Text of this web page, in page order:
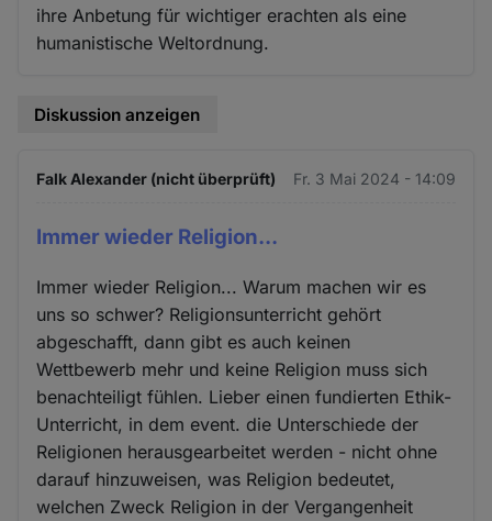
ihre Anbetung für wichtiger erachten als eine
humanistische Weltordnung.
Diskussion anzeigen
Falk Alexander (nicht überprüft) Fr. 3 Mai 2024 - 14:09
Immer wieder Religion...
Immer wieder Religion... Warum machen wir es
uns so schwer? Religionsunterricht gehört
abgeschafft, dann gibt es auch keinen
Wettbewerb mehr und keine Religion muss sich
benachteiligt fühlen. Lieber einen fundierten Ethik-
Unterricht, in dem event. die Unterschiede der
Religionen herausgearbeitet werden - nicht ohne
darauf hinzuweisen, was Religion bedeutet,
welchen Zweck Religion in der Vergangenheit